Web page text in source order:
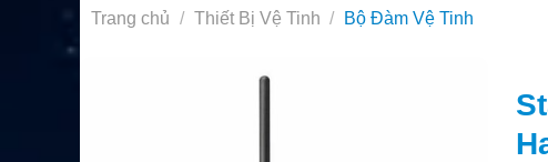
Trang chủ / Thiết Bị Vệ Tinh / Bộ Đàm Vệ Tinh